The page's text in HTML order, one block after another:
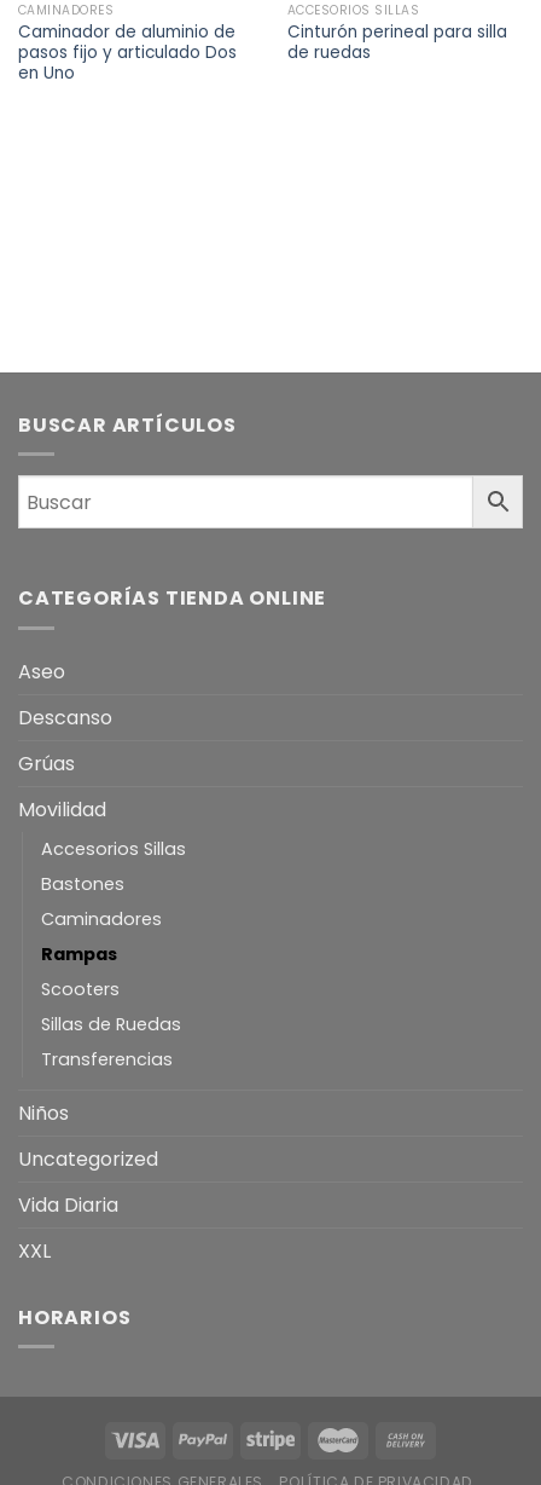
Añadir
a la
lista de
CAMINADORES
Caminador de aluminio de
pasos fijo y articulado Dos
en Uno
Añadir
a la
ACCESORIOS SILLAS
Cinturón perineal para silla
de ruedas
BUSCAR ARTÍCULOS
CATEGORÍAS TIENDA ONLINE
Aseo
Descanso
Grúas
Movilidad
Accesorios Sillas
Bastones
Caminadores
Rampas
Scooters
Sillas de Ruedas
Transferencias
Niños
Uncategorized
Vida Diaria
XXL
HORARIOS